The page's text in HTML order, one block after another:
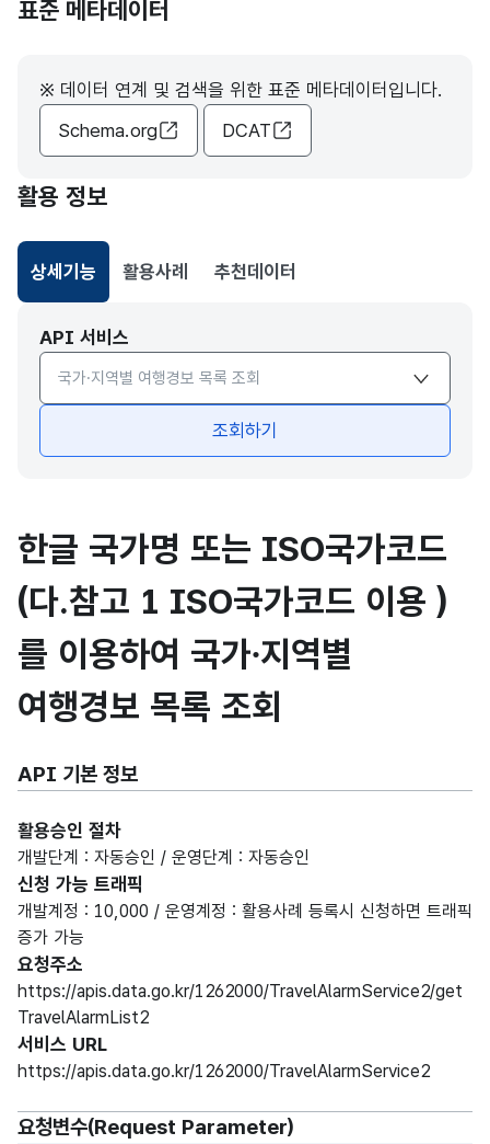
표준 메타데이터
※ 데이터 연계 및 검색을 위한 표준 메타데이터입니다.
Schema.org
DCAT
활용 정보
상세기능
선택됨
활용사례 추천데이터
API 서비스
API서비스 종류 선택
조회하기
한글 국가명 또는 ISO국가코드
(다.참고 1 ISO국가코드 이용 )
를 이용하여 국가∙지역별
여행경보 목록 조회
API 기본 정보
활용승인 절차
개발단계 : 자동승인 / 운영단계 : 자동승인
신청 가능 트래픽
개발계정 : 10,000 / 운영계정 : 활용사례 등록시 신청하면 트래픽
증가 가능
요청주소
https://apis.data.go.kr/1262000/TravelAlarmService2/get
TravelAlarmList2
서비스 URL
https://apis.data.go.kr/1262000/TravelAlarmService2
요청변수(Request Parameter)